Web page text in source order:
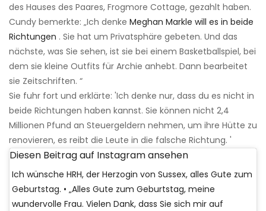
des Hauses des Paares, Frogmore Cottage, gezahlt haben.
Cundy bemerkte: „Ich denke Meghan Markle will es in beide
Richtungen . Sie hat um Privatsphäre gebeten. Und das
nächste, was Sie sehen, ist sie bei einem Basketballspiel, bei
dem sie kleine Outfits für Archie anhebt. Dann bearbeitet
sie Zeitschriften. “
Sie fuhr fort und erklärte: 'Ich denke nur, dass du es nicht in
beide Richtungen haben kannst. Sie können nicht 2,4
Millionen Pfund an Steuergeldern nehmen, um ihre Hütte zu
renovieren, es reibt die Leute in die falsche Richtung. '
Diesen Beitrag auf Instagram ansehen
Ich wünsche HRH, der Herzogin von Sussex, alles Gute zum
Geburtstag. • „Alles Gute zum Geburtstag, meine
wundervolle Frau. Vielen Dank, dass Sie sich mir auf